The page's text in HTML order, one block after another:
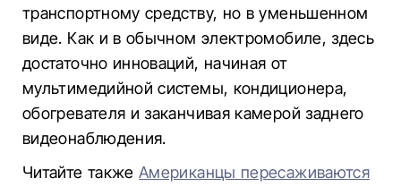
транспортному средству, но в уменьшенном
виде. Как и в обычном электромобиле, здесь
достаточно инноваций, начиная от
мультимедийной системы, кондиционера,
обогревателя и заканчивая камерой заднего
видеонаблюдения.
Читайте такжеАмериканцы пересаживаются